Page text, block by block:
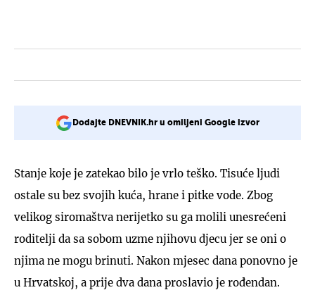
Dodajte DNEVNIK.hr u omiljeni Google izvor
Stanje koje je zatekao bilo je vrlo teško. Tisuće ljudi
ostale su bez svojih kuća, hrane i pitke vode. Zbog
velikog siromaštva nerijetko su ga molili unesrećeni
roditelji da sa sobom uzme njihovu djecu jer se oni o
njima ne mogu brinuti. Nakon mjesec dana ponovno je
u Hrvatskoj, a prije dva dana proslavio je rođendan.